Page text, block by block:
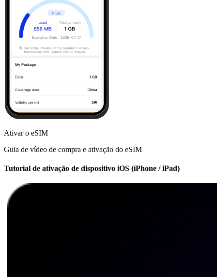
Ativar o eSIM
Guia de vídeo de compra e ativação do eSIM
Tutorial de ativação de dispositivo iOS (iPhone / iPad)